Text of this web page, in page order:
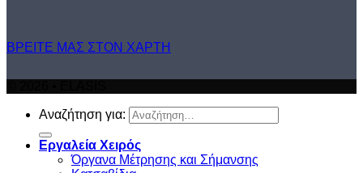
ΒΡΕΙΤΕ ΜΑΣ ΣΤΟΝ ΧΑΡΤΗ
Αναζήτηση για:
Εργαλεία Χειρός
Όργανα Μέτρησης και Σήμανσης